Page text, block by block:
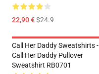
22,90 €$24.9
Call Her Daddy Sweatshirts -
Call Her Daddy Pullover
Sweatshirt RB0701